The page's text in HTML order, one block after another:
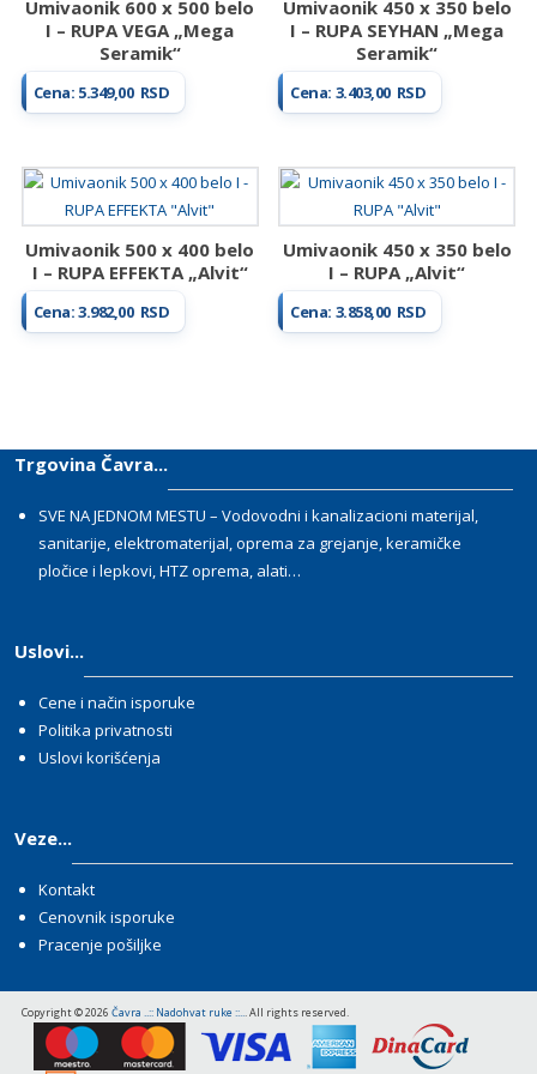
Umivaonik 600 x 500 belo
I – RUPA VEGA „Mega
Seramik“
Cena: 5.349,00 RSD
Umivaonik 450 x 350 belo
I – RUPA SEYHAN „Mega
Seramik“
Cena: 3.403,00 RSD
Umivaonik 500 x 400 belo
I – RUPA EFFEKTA „Alvit“
Cena:3.982,00 RSD
Umivaonik 450 x 350 belo
I – RUPA „Alvit“
Cena: 3.858,00 RSD
Trgovina Čavra...
SVE NA JEDNOM MESTU – Vodovodni i kanalizacioni materijal,
sanitarije, elektromaterijal, oprema za grejanje, keramičke
pločice i lepkovi, HTZ oprema, alati…
Uslovi...
Cene i način isporuke
Politika privatnosti
Uslovi korišćenja
Veze...
Kontakt
Cenovnik isporuke
Pracenje pošiljke
Copyright © 2026 Čavra ..:: Nadohvat ruke ::... All rights reserved.